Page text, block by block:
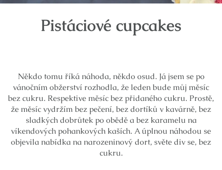
Pistáciové cupcakes
Někdo tomu říká náhoda, někdo osud. Já jsem se po
vánočním obžerství rozhodla, že leden bude můj měsíc
bez cukru. Respektive měsíc bez přidaného cukru. Prostě,
že měsíc vydržím bez pečení, bez dortíků v kavárně, bez
sladkých dobrůtek po obědě a bez karamelu na
víkendových pohankových kaších. A úplnou náhodou se
objevila nabídka na narozeninový dort, světe div se, bez
cukru.